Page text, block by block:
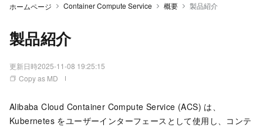
ホームページ Container Compute Service 概要 製品紹介
製品紹介
更新日時2025-11-08 19:25:15
Copy as MD
Alibaba Cloud Container Compute Service (ACS) は、
Kubernetes をユーザーインターフェースとして使用し、コンテ